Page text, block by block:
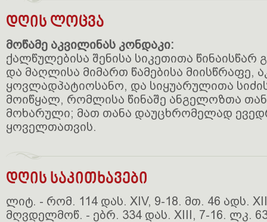
დღის ლოცვა
მოწამე აკვილინას კონდაკი:
ქალწულებისა შენისა სიკეთითა წინაისწარ
და მაღლისა მიმართ წამებისა მიისწრაფე,
ყოვლადპატიოსანო, და სიყუარულითა
მოიწყალ, რომლისა წინაშე ანგელოზთა
მოხარული; მათ თანა დაუცხრომელად
ყოველთათვის.
დღის საკითხავები
ლიტ. - რომ. 114 დას. XIV, 9-18. მთ. 46 ადს.
მღვდელმოწ. - ებრ. 334 დას. XIII, 7-16. ლკ.